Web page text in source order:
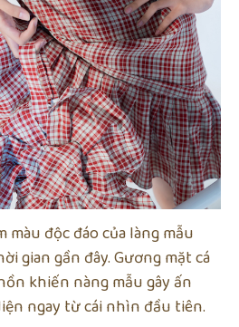
màu độc đáo của làng mẫu
gian gần đây. Gương mặt cá
khiến nàng mẫu gây ấn
ngay từ cái nhìn đầu tiên.